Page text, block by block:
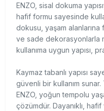
ENZO, sisal dokuma
hafif formu sayesinde
dokusu, yaşam
ve sade dekorasyonlarla
kullanıma uygun yapısı,
Kaymaz tabanlı yapısı
güvenli bir kullanım
ENZO, yoğun tempolu
çözümdür. Dayanıklı,